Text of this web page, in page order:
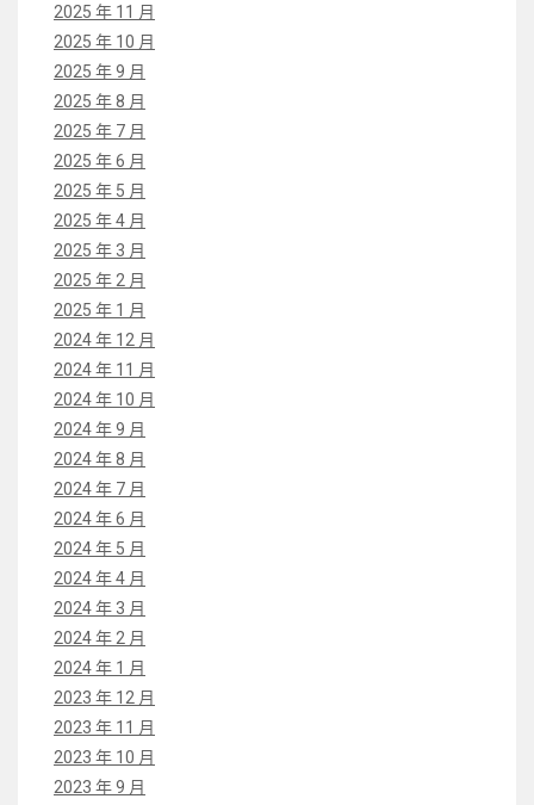
2025 年 11 月
2025 年 10 月
2025 年 9 月
2025 年 8 月
2025 年 7 月
2025 年 6 月
2025 年 5 月
2025 年 4 月
2025 年 3 月
2025 年 2 月
2025 年 1 月
2024 年 12 月
2024 年 11 月
2024 年 10 月
2024 年 9 月
2024 年 8 月
2024 年 7 月
2024 年 6 月
2024 年 5 月
2024 年 4 月
2024 年 3 月
2024 年 2 月
2024 年 1 月
2023 年 12 月
2023 年 11 月
2023 年 10 月
2023 年 9 月